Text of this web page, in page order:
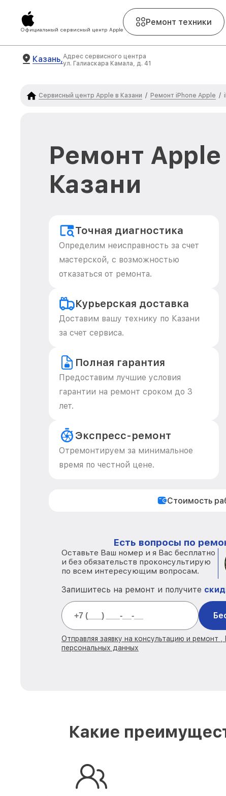
Официальный сервисный центр Apple
Ремонт техники
Казань,Адрес сервисного центра
ул. Галиаскара Камала, д. 41
Сервисный центр Apple в Казани / Ремонт iPhone Apple /
Ремонт Apple
Казани
Точная диагностика
Определим неисправность за счет
мастерской, с возможностью
отказаться от ремонта.
Курьерская доставка
Доставим вашу технику по Казани
за счет сервиса.
Полная гарантия
Предоставим лучшие условия
гарантии на ремонт сроком до 3
лет.
Экспресс-ремонт
Отремонтируем за минимальное
время по честной цене.
Стоимость
Есть вопросы по
Оставьте Ваш номер и я Вас бесплатно
и без обязательств проконсультирую
по всем интересующим вопросам.
Запишитесь на ремонт и получите
Отправляя заявку на консультацию и ремонт
персональных данных
Какие